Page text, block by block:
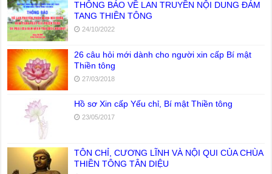
THÔNG BÁO VỀ LAN TRUYỀN NỘI DUNG ĐÁM
TANG THIỀN TÔNG
24/10/2022
26 câu hỏi mới dành cho người xin cấp Bí mật
Thiền tông
27/03/2018
Hồ sơ Xin cấp Yếu chỉ, Bí mật Thiền tông
23/05/2017
TÔN CHỈ, CƯƠNG LĨNH VÀ NỘI QUI CỦA CHÙA
THIỀN TÔNG TÂN DIỆU